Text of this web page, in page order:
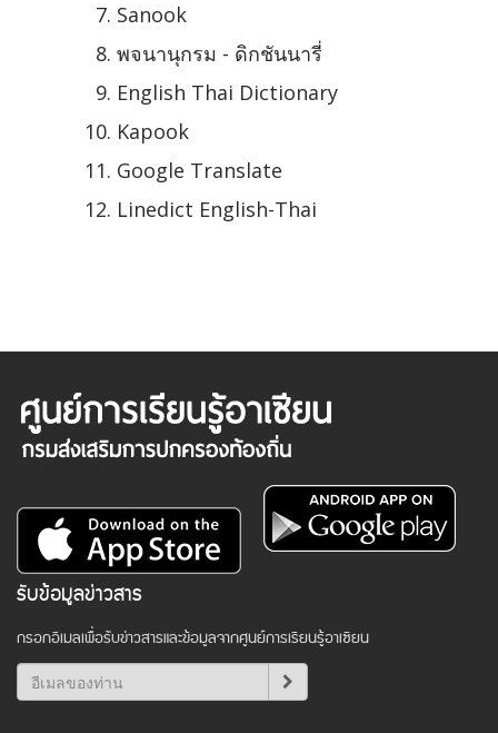
Sanook
พจนานุกรม - ดิกชันนารี่
English Thai Dictionary
Kapook
Google Translate
Linedict English-Thai
รับข้อมูลข่าวสาร
กรอกอีเมลเพื่อรับข่าวสารและข้อมูลจากศูนย์การเรียนรู้อาเซียน